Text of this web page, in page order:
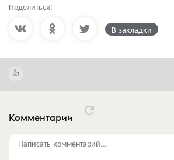
Поделиться:
В закладки
Комментарии
Написать комментарий...